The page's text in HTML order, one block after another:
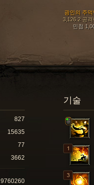
광인의 주먹
3,126.2 공격
민첩
기술
827
15635
77
3662
9760260